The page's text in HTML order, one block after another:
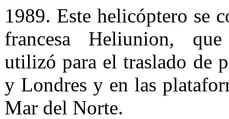
1989. Este helicóptero se
francesa Heliunion,
utilizó para el traslado de
y Londres y en las
Mar del Norte.